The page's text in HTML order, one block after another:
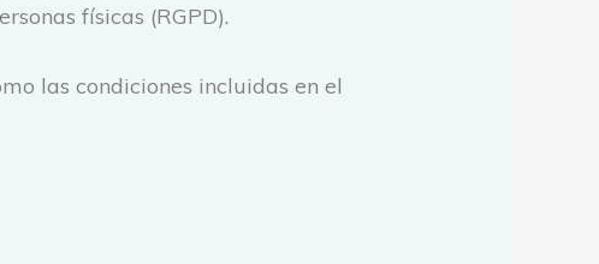
físicas (RGPD).
las condiciones incluidas en el